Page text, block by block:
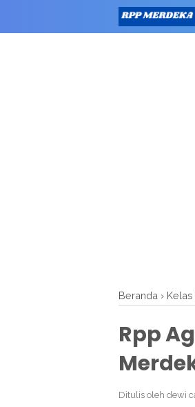
window.googletag =
0').addService(googletag.pubads());
Beranda › Kelas
Rpp
Ditulis oleh dewi